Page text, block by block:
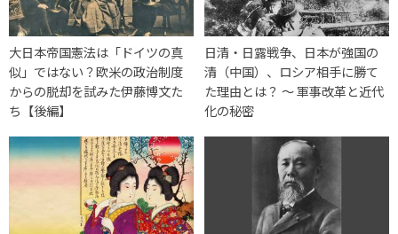
大日本帝国憲法は「ドイツの真
似」ではない？欧米の政治制度
からの脱却を試みた伊藤博文た
ち【後編】
日清・日露戦争、日本が強国の
清（中国）、ロシア相手に勝て
た理由とは？ 〜 軍事改革と近代
化の秘密